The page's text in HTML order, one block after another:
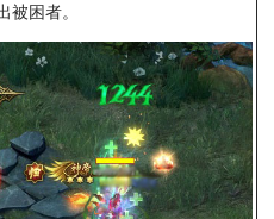
被困者。